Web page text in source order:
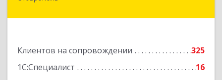
Клиентов на сопровождении
325
1С:Специалист
16